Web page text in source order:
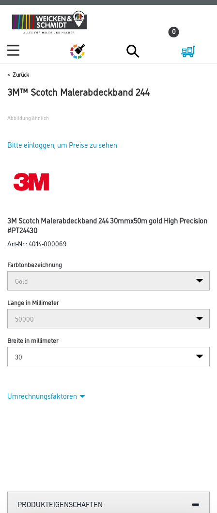
Zum
Inhalt
Zum
Navigationsmenü
0
Zurück
3M™ Scotch Malerabdeckband 244
Abbildung ähnlich
Bitte einloggen, um Preise zu sehen
3M Scotch Malerabdeckband 244 30mmx50m gold High Precision
#PT24430
Art-Nr.:4014-000069
Farbtonbezeichnung
Länge in Millimeter
Breite in millimeter
Umrechnungsfaktoren
PRODUKTEIGENSCHAFTEN